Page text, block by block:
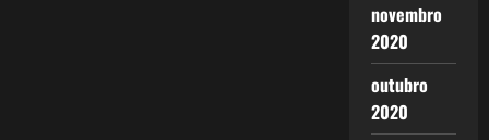
novembro
2020
outubro
2020